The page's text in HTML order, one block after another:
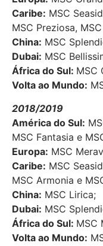
Caribe: MSC
MSC Preziosa,
China: MSC
Dubai: MSC
África do Sul: MSC
Volta ao Mundo:
2018/2019
América do Sul:
MSC Fantasia e
Europa: MSC
Caribe: MSC
MSC Armonia e
China: MSC Lirica;
Dubai: MSC
África do Sul: MSC
Volta ao Mundo: